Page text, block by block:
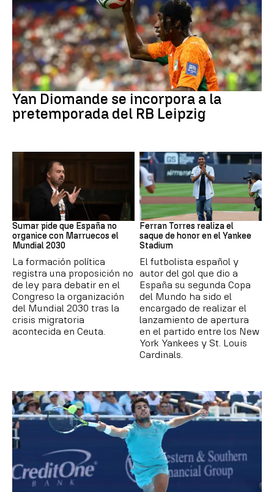
Fútbol
Yan Diomande se incorpora a la
pretemporada del RB Leipzig
Mundial 2030
Sumar pide que España no
organice con Marruecos el
Mundial 2030
La formación política
registra una proposición no
de ley para debatir en el
Congreso la organización
del Mundial 2030 tras la
crisis migratoria
acontecida en Ceuta.
MLB
Ferran Torres realiza el
saque de honor en el Yankee
Stadium
El futbolista español y
autor del gol que dio a
España su segunda Copa
del Mundo ha sido el
encargado de realizar el
lanzamiento de apertura
en el partido entre los New
York Yankees y St. Louis
Cardinals.